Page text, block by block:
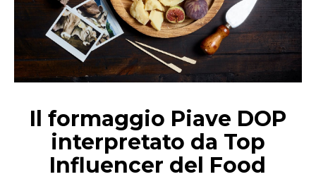
Il formaggio Piave DOP
interpretato da Top
Influencer del Food